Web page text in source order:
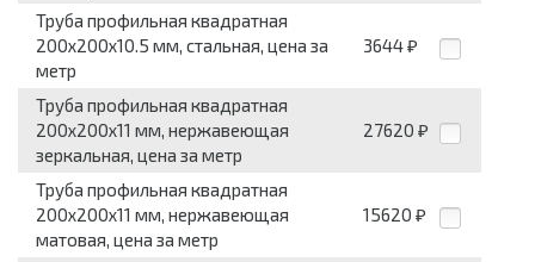
Труба профильная квадратная
200x200x10.5 мм, стальная, цена за
метр
3644 ₽
Труба профильная квадратная
200x200x11 мм, нержавеющая
зеркальная, цена за метр
27620 ₽
Труба профильная квадратная
200x200x11 мм, нержавеющая
матовая, цена за метр
15620 ₽